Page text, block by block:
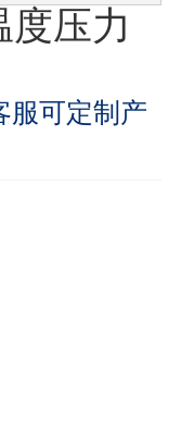
度压力
服可定制产